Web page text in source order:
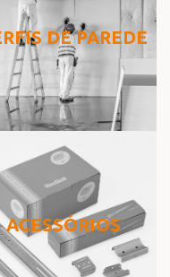
DE PAREDE
ACESSÓRIOS